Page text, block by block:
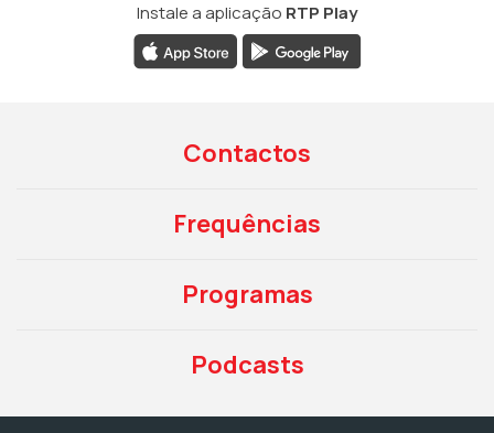
Instale a aplicação RTP Play
Contactos
Frequências
Programas
Podcasts